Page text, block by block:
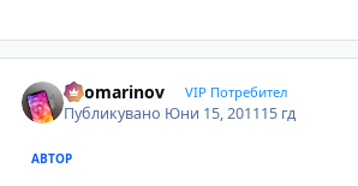
apomarinov VIP Потребител
Публикувано Юни 15, 201115 гд
АВТОР